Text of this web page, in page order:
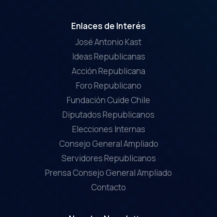
Enlaces de Interés
José Antonio Kast
Ideas Republicanas
Acción Republicana
Foro Republicano
Fundación Cuide Chile
Diputados Republicanos
Elecciones Internas
Consejo General Ampliado
Servidores Republicanos
Prensa Consejo General Ampliado
Contacto